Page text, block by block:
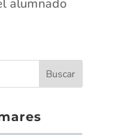
alumnado